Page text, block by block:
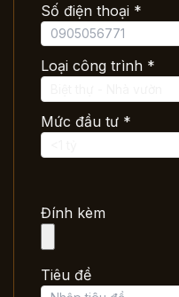
Số điện thoại *
Loại công trình *
Mức đầu tư *
Đính kèm
Tiêu đề